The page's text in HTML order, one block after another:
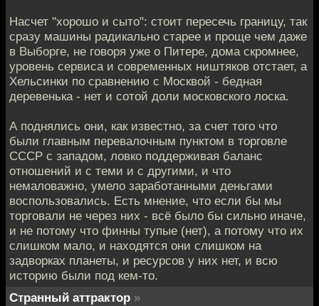
Насчет "хорошо и сыто": стоит пересечь границу, так
сразу машины радикально старее и проще чем даже
в Выборге, не говоря уже о Питере, дома скромнее,
уровень сервиса и современных ништяков отстает, а
Хельсинки по сравнению с Москвой - бедная
деревенька - нет и сотой доли московского лоска.
А поднялись они, как известно, за счет того что
были главным перевалочным пунктом в торговле
СССР с западом, ловко поддерживая баланс
отношений и с теми и с другими, и что
немаловажно, умело заработанными деньгами
воспользовались. Есть мнение, что если бы мы
торговали не через них - всё было бы сильно иначе,
и не потому что финны тупые (нет), а потому что их
слишком мало, и находятся они слишком на
задворках планеты, и ресурсов у них нет, и всю
историю были под кем-то.
Странный аттрактор »